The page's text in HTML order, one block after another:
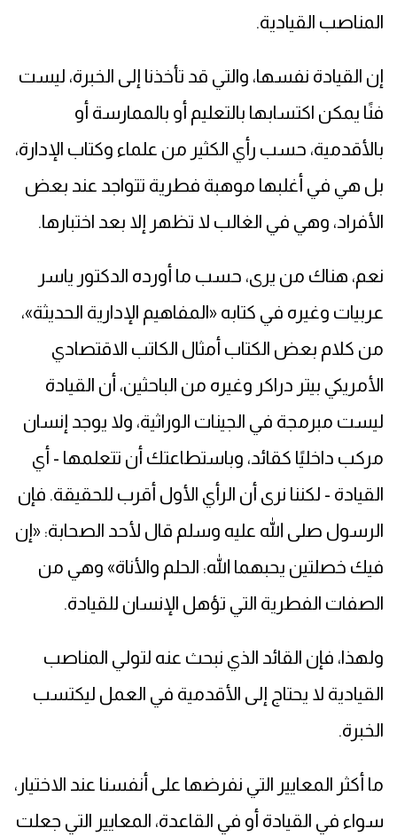
المناصب القيادية.
إن القيادة نفسها، والتي قد تأخذنا إلى الخبرة، ليست
فنًا يمكن اكتسابها بالتعليم أو بالممارسة أو
بالأقدمية، حسب رأي الكثير من علماء وكتاب الإدارة،
بل هي في أغلبها موهبة فطرية تتواجد عند بعض
الأفراد، وهي في الغالب لا تظهر إلا بعد اختبارها.
نعم، هناك من يرى، حسب ما أورده الدكتور ياسر
عربيات وغيره في كتابه «المفاهيم الإدارية الحديثة»،
من كلام بعض الكتاب أمثال الكاتب الاقتصادي
الأمريكي بيتر دراكر وغيره من الباحثين، أن القيادة
ليست مبرمجة في الجينات الوراثية، ولا يوجد إنسان
مركب داخليًا كقائد، وباستطاعتك أن تتعلمها - أي
القيادة - لكننا نرى أن الرأي الأول أقرب للحقيقة. فإن
الرسول صلى الله عليه وسلم قال لأحد الصحابة: «إن
فيك خصلتين يحبهما الله: الحلم والأناة» وهي من
الصفات الفطرية التي تؤهل الإنسان للقيادة.
ولهذا، فإن القائد الذي نبحث عنه لتولي المناصب
القيادية لا يحتاج إلى الأقدمية في العمل ليكتسب
الخبرة.
ما أكثر المعايير التي نفرضها على أنفسنا عند الاختيار،
سواء في القيادة أو في القاعدة، المعايير التي جعلت